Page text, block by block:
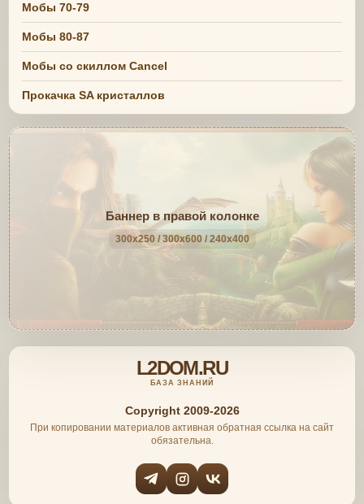
Мобы 70-79
Мобы 80-87
Мобы со скиллом Cancel
Прокачка SA кристаллов
Баннер в правой колонке
300x250 / 300x600 / 240x400
L2DOM.RU
БАЗА ЗНАНИЙ
Copyright 2009-2026
При копировании материалов активная обратная ссылка на сайт
обязательна.